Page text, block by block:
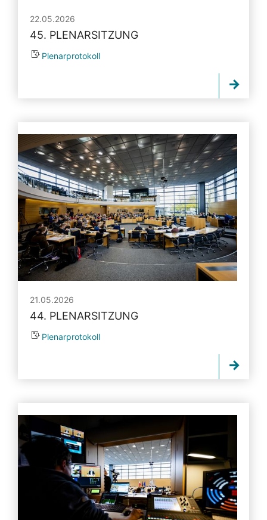
22.05.2026
45. PLENARSITZUNG
Plenarprotokoll
21.05.2026
44. PLENARSITZUNG
Plenarprotokoll